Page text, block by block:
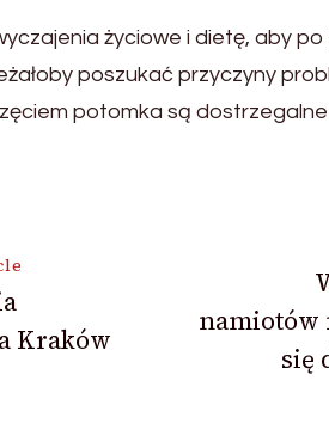
życiowe i dietę, aby
poszukać przyczyny
potomka są dostrzegalne
Kraków
namiotów
się